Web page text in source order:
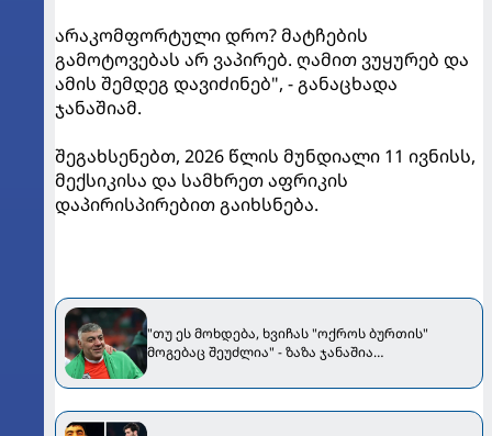
არაკომფორტული დრო? მატჩების
გამოტოვებას არ ვაპირებ. ღამით ვუყურებ და
ამის შემდეგ დავიძინებ", - განაცხადა
ჯანაშიამ.
შეგახსენებთ, 2026 წლის მუნდიალი 11 ივნისს,
მექსიკისა და სამხრეთ აფრიკის
დაპირისპირებით გაიხსნება.
"თუ ეს მოხდება, ხვიჩას "ოქროს ბურთის"
მოგებაც შეუძლია" - ზაზა ჯანაშია